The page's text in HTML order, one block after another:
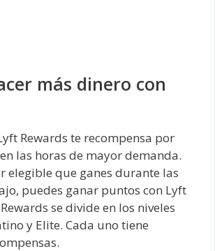
más dinero con
Rewards te recompensa por
las horas de mayor demanda.
elegible que ganes durante las
puedes ganar puntos con Lyft
se divide en los niveles
y Elite. Cada uno tiene